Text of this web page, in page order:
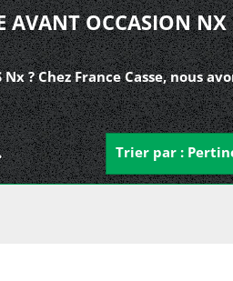
AVANT OCCASION NX
? Chez France Casse, nous
Trier par :